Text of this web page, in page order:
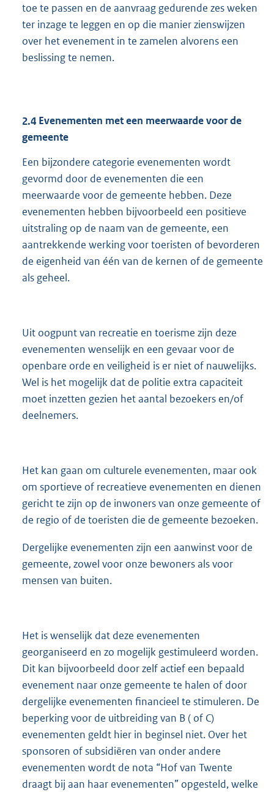
toe te passen en de aanvraag gedurende zes weken
ter inzage te leggen en op die manier zienswijzen
over het evenement in te zamelen alvorens een
beslissing te nemen.
2.4 Evenementen met een meerwaarde voor de
gemeente
Een bijzondere categorie evenementen wordt
gevormd door de evenementen die een
meerwaarde voor de gemeente hebben. Deze
evenementen hebben bijvoorbeeld een positieve
uitstraling op de naam van de gemeente, een
aantrekkende werking voor toeristen of bevorderen
de eigenheid van één van de kernen of de gemeente
als geheel.
Uit oogpunt van recreatie en toerisme zijn deze
evenementen wenselijk en een gevaar voor de
openbare orde en veiligheid is er niet of nauwelijks.
Wel is het mogelijk dat de politie extra capaciteit
moet inzetten gezien het aantal bezoekers en/of
deelnemers.
Het kan gaan om culturele evenementen, maar ook
om sportieve of recreatieve evenementen en dienen
gericht te zijn op de inwoners van onze gemeente of
de regio of de toeristen die de gemeente bezoeken.
Dergelijke evenementen zijn een aanwinst voor de
gemeente, zowel voor onze bewoners als voor
mensen van buiten.
Het is wenselijk dat deze evenementen
georganiseerd en zo mogelijk gestimuleerd worden.
Dit kan bijvoorbeeld door zelf actief een bepaald
evenement naar onze gemeente te halen of door
dergelijke evenementen financieel te stimuleren. De
beperking voor de uitbreiding van B ( of C)
evenementen geldt hier in beginsel niet. Over het
sponsoren of subsidiëren van onder andere
evenementen wordt de nota “Hof van Twente
draagt bij aan haar evenementen” opgesteld, welke